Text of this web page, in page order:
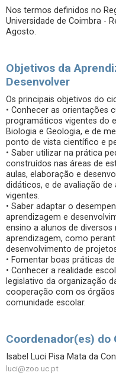
Nos termos definidos no
Universidade de Coimbra -
Agosto.
Objetivos da
Desenvolver
Os principais objetivos do
• Conhecer as orientações
programáticos vigentes do
Biologia e Geologia, e de
ponto de vista científico e
• Saber utilizar na prática
construídos nas áreas de
aulas, elaboração e
didáticos, e de avaliação
vigentes.
• Saber adaptar o
aprendizagem e
ensino a alunos de
aprendizagem, como
desenvolvimento de
• Fomentar boas práticas
• Conhecer a realidade
legislativo da organização
cooperação com os
comunidade escolar.
Coordenador(es) do
Isabel Luci Pisa Mata da
luci@zoo.uc.pt